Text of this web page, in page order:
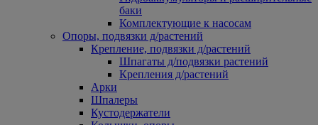
баки
Комплектующие к насосам
Опоры, подвязки д/растений
Крепление, подвязки д/растений
Шпагаты д/подвязки растений
Крепления д/растений
Арки
Шпалеры
Кустодержатели